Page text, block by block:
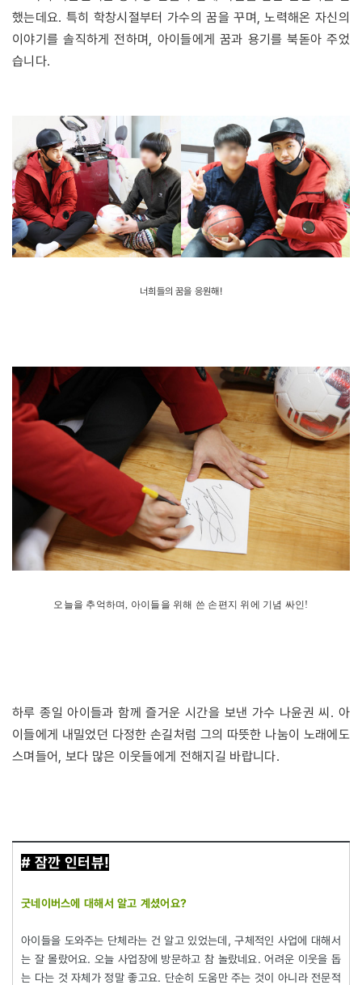
했는데요. 특히 학창시절부터 가수의 꿈을 꾸며, 노력해온 자신의
이야기를 솔직하게 전하며, 아이들에게 꿈과 용기를 북돋아 주었
습니다.
너희들의 꿈을 응원해!
오늘을 추억하며, 아이들을 위해 쓴 손편지 위에 기념 싸인!
하루 종일 아이들과 함께 즐거운 시간을 보낸 가수 나윤권 씨. 아
이들에게 내밀었던 다정한 손길처럼 그의 따뜻한 나눔이 노래에도
스며들어, 보다 많은 이웃들에게 전해지길 바랍니다.
# 잠깐 인터뷰!
굿네이버스에 대해서 알고 계셨어요?
아이들을 도와주는 단체라는 건 알고 있었는데, 구체적인 사업에 대해서
는 잘 몰랐어요. 오늘 사업장에 방문하고 참 놀랐네요. 어려운 이웃을 돕
는 다는 것 자체가 정말 좋고요. 단순히 도움만 주는 것이 아니라 전문적